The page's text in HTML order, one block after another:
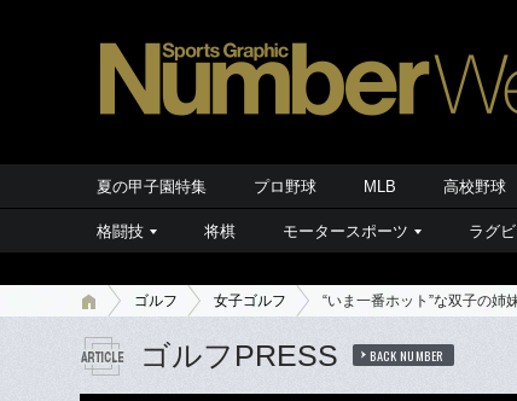
夏の甲子園特集 プロ野球 MLB 高校野球
格闘技 将棋 モータースポーツ ラグ
ゴルフ 女子ゴルフ “いま一番ホット”な双子の
ゴルフPRESS BACK NUMBER